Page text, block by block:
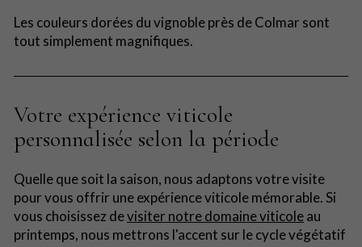
Les couleurs dorées du vignoble près de Colmar sont
tout simplement magnifiques.
Votre expérience viticole
personnalisée selon la période
Quelle que soit la saison, nous adaptons votre visite
pour vous offrir une expérience viticole mémorable. Si
vous choisissez devisiter notre domaine viticoleau
printemps, nous mettrons l'accent sur le cycle végétatif